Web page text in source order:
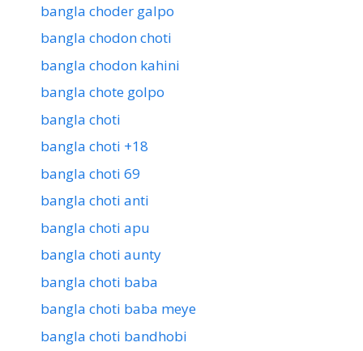
bangla choder galpo
bangla chodon choti
bangla chodon kahini
bangla chote golpo
bangla choti
bangla choti +18
bangla choti 69
bangla choti anti
bangla choti apu
bangla choti aunty
bangla choti baba
bangla choti baba meye
bangla choti bandhobi